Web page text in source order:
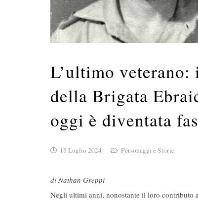
L’ultimo
della Brigata
oggi è diventata
18 Luglio 2024 Personaggi e Storie
di Nathan Greppi
Negli ultimi anni, nonostante il loro contributo